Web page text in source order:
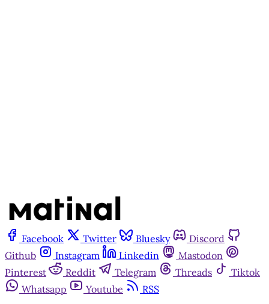
Facebook Twitter Bluesky
Discord
Github
Instagram Linkedin
Mastodon
Pinterest
Reddit Telegram Threads
Tiktok
Whatsapp
Youtube
RSS